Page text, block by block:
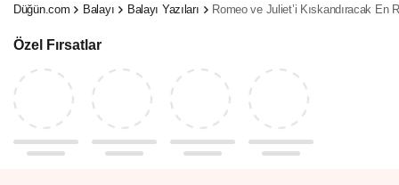
Düğün.com Balayı Balayı Yazıları Romeo ve Juliet’i Kıskandıracak En
Özel Fırsatlar